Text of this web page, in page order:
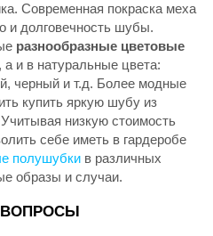
Современная покраска меха
и долговечность шубы.
разнообразные цветовые
а и в натуральные цвета:
черный и т.д. Более модные
купить яркую шубу из
низкую стоимость
себе иметь в гардеробе
полушубки в различных
образы и случаи.